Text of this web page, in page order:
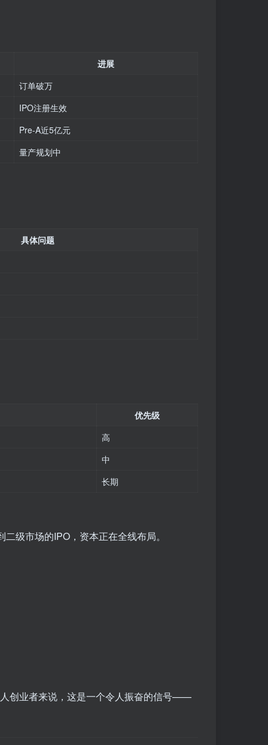
进展
订单破万
IPO注册生效
Pre-A近5亿元
量产规划中
具体问题
优先级
高
中
长期
级市场的IPO，资本正在全线布局。
创业者来说，这是一个令人振奋的信号——